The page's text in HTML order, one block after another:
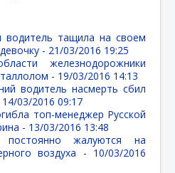
водитель тащила на своем
- 21/03/2016 19:25
железнодорожники
- 19/03/2016 14:13
водитель насмерть сбил
14/03/2016 09:17
топ-менеджер Русской
- 13/03/2016 13:48
постоянно жалуются на
воздуха - 10/03/2016